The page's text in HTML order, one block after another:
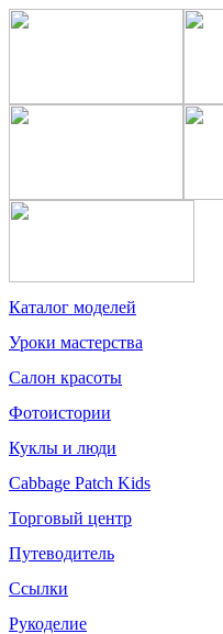
Каталог моделей
Уроки мастерства
Салон красоты
Фотоистории
Куклы и люди
Cabbage Patch Kids
Торговый центр
Путеводитель
Ссылки
Рукоделие